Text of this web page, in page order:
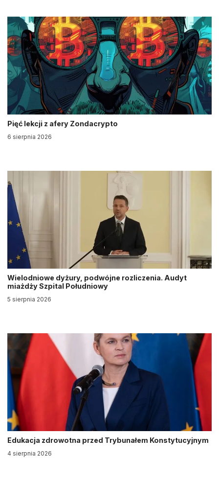
Pięć lekcji z afery Zondacrypto
6 sierpnia 2026
Wielodniowe dyżury, podwójne rozliczenia. Audyt
miażdży Szpital Południowy
5 sierpnia 2026
Edukacja zdrowotna przed Trybunałem Konstytucyjnym
4 sierpnia 2026